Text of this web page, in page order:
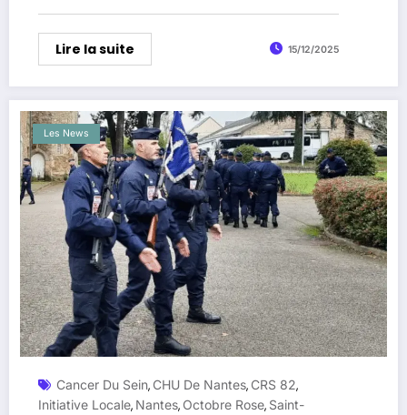
ans
Lire la suite 15/12/2025
Les News
Cancer Du Sein, CHU De Nantes, CRS 82,
Initiative Locale, Nantes, Octobre Rose, Saint-